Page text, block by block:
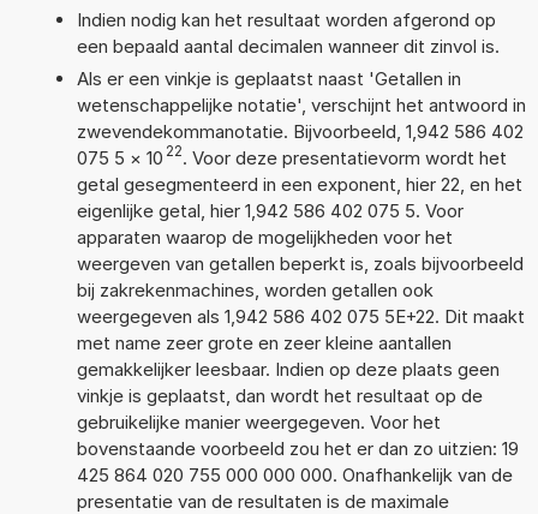
Indien nodig kan het resultaat worden afgerond op
een bepaald aantal decimalen wanneer dit zinvol is.
Als er een vinkje is geplaatst naast 'Getallen in
wetenschappelijke notatie', verschijnt het antwoord in
zwevendekommanotatie. Bijvoorbeeld, 1,942 586 402
075 5 × 10 22. Voor deze presentatievorm wordt het
getal gesegmenteerd in een exponent, hier 22, en het
eigenlijke getal, hier 1,942 586 402 075 5. Voor
apparaten waarop de mogelijkheden voor het
weergeven van getallen beperkt is, zoals bijvoorbeeld
bij zakrekenmachines, worden getallen ook
weergegeven als 1,942 586 402 075 5E+22. Dit maakt
met name zeer grote en zeer kleine aantallen
gemakkelijker leesbaar. Indien op deze plaats geen
vinkje is geplaatst, dan wordt het resultaat op de
gebruikelijke manier weergegeven. Voor het
bovenstaande voorbeeld zou het er dan zo uitzien: 19
425 864 020 755 000 000 000. Onafhankelijk van de
presentatie van de resultaten is de maximale